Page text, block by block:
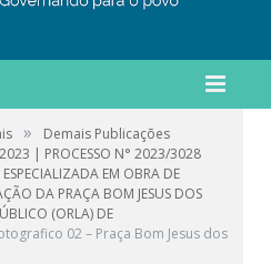
»
Demais Publicações
| PROCESSO N° 2023/3028
EM OBRA DE
DA PRAÇA BOM JESUS DOS
(ORLA) DE
02 – Praça Bom Jesus dos